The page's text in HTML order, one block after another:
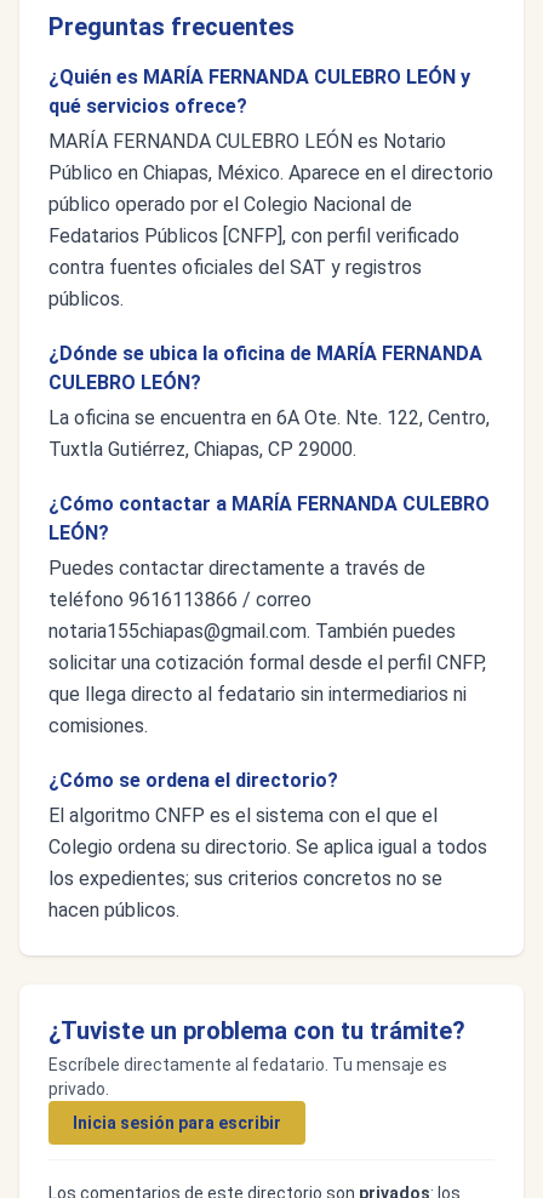
Preguntas frecuentes
¿Quién es MARÍA FERNANDA CULEBRO LEÓN y
qué servicios ofrece?
MARÍA FERNANDA CULEBRO LEÓN es Notario
Público en Chiapas, México. Aparece en el directorio
público operado por el Colegio Nacional de
Fedatarios Públicos [CNFP], con perfil verificado
contra fuentes oficiales del SAT y registros
públicos.
¿Dónde se ubica la oficina de MARÍA FERNANDA
CULEBRO LEÓN?
La oficina se encuentra en 6A Ote. Nte. 122, Centro,
Tuxtla Gutiérrez, Chiapas, CP 29000.
¿Cómo contactar a MARÍA FERNANDA CULEBRO
LEÓN?
Puedes contactar directamente a través de
teléfono 9616113866 / correo
notaria155chiapas@gmail.com. También puedes
solicitar una cotización formal desde el perfil CNFP,
que llega directo al fedatario sin intermediarios ni
comisiones.
¿Cómo se ordena el directorio?
El algoritmo CNFP es el sistema con el que el
Colegio ordena su directorio. Se aplica igual a todos
los expedientes; sus criterios concretos no se
hacen públicos.
¿Tuviste un problema con tu trámite?
Escríbele directamente al fedatario. Tu mensaje es
privado.
Inicia sesión para escribir
Los comentarios de este directorio son privados: los